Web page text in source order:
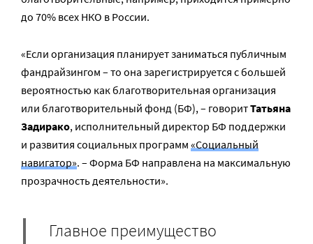
до 70% всех НКО в России.
«Если организация планирует заниматься публичным
фандрайзингом – то она зарегистрируется с большей
вероятностью как благотворительная организация
или благотворительный фонд (БФ), – говоритТатьяна
Задирако, исполнительный директор БФ поддержки
и развития социальных программ «Социальный
навигатор». – Форма БФ направлена на максимальную
прозрачность деятельности».
Главное преимущество